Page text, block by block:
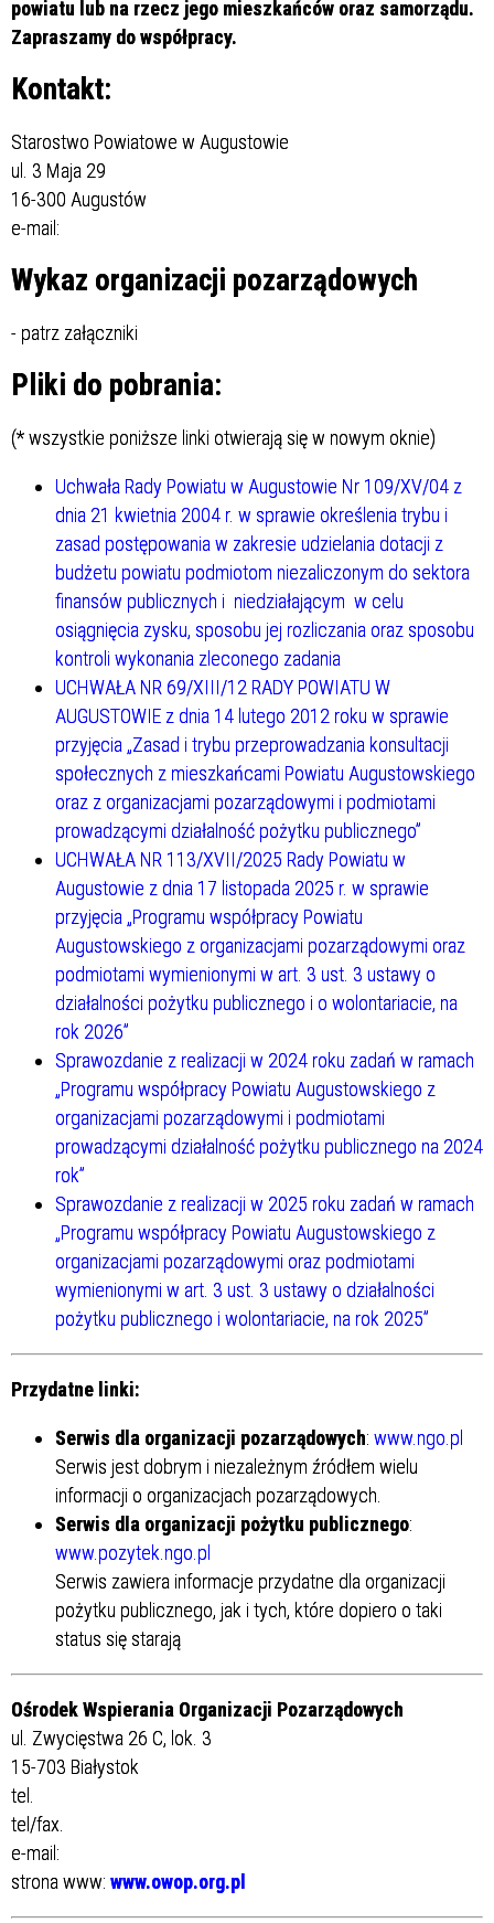
powiatu lub na rzecz jego mieszkańców oraz samorządu.
Zapraszamy do współpracy.
Kontakt:
Starostwo Powiatowe w Augustowie
ul. 3 Maja 29
16-300 Augustów
e-mail:
Wykaz organizacji pozarządowych
- patrz załączniki
Pliki do pobrania:
(* wszystkie poniższe linki otwierają się w nowym oknie)
Uchwała Rady Powiatu w Augustowie Nr 109/XV/04 z
dnia 21 kwietnia 2004 r. w sprawie określenia trybu i
zasad postępowania w zakresie udzielania dotacji z
budżetu powiatu podmiotom niezaliczonym do sektora
finansów publicznych i niedziałającym w celu
osiągnięcia zysku, sposobu jej rozliczania oraz sposobu
kontroli wykonania zleconego zadania
UCHWAŁA NR 69/XIII/12 RADY POWIATU W
AUGUSTOWIE z dnia 14 lutego 2012 roku w sprawie
przyjęcia „Zasad i trybu przeprowadzania konsultacji
społecznych z mieszkańcami Powiatu Augustowskiego
oraz z organizacjami pozarządowymi i podmiotami
prowadzącymi działalność pożytku publicznego”
UCHWAŁA NR 113/XVII/2025 Rady Powiatu w
Augustowie z dnia 17 listopada 2025 r. w sprawie
przyjęcia „Programu współpracy Powiatu
Augustowskiego z organizacjami pozarządowymi oraz
podmiotami wymienionymi w art. 3 ust. 3 ustawy o
działalności pożytku publicznego i o wolontariacie, na
rok 2026”
Sprawozdanie z realizacji w 2024 roku zadań w ramach
„Programu współpracy Powiatu Augustowskiego z
organizacjami pozarządowymi i podmiotami
prowadzącymi działalność pożytku publicznego na 2024
rok”
Sprawozdanie z realizacji w 2025 roku zadań w ramach
„Programu współpracy Powiatu Augustowskiego z
organizacjami pozarządowymi oraz podmiotami
wymienionymi w art. 3 ust. 3 ustawy o działalności
pożytku publicznego i wolontariacie, na rok 2025”
Przydatne linki:
Serwis dla organizacji pozarządowych: www.ngo.pl
Serwis jest dobrym i niezależnym źródłem wielu
informacji o organizacjach pozarządowych.
Serwis dla organizacji pożytku publicznego:
www.pozytek.ngo.pl
Serwis zawiera informacje przydatne dla organizacji
pożytku publicznego, jak i tych, które dopiero o taki
status się starają
Ośrodek Wspierania Organizacji Pozarządowych
ul. Zwycięstwa 26 C, lok. 3
15-703 Białystok
tel.
tel/fax.
e-mail:
strona www: www.owop.org.pl